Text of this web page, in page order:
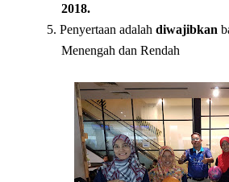
2018.
5. Penyertaan adalah diwajibkan
Menengah dan Rendah